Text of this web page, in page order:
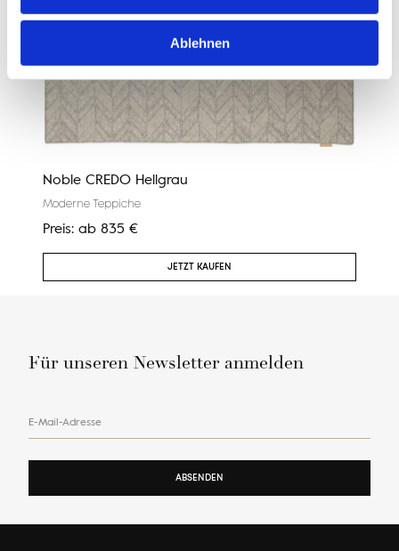
Ablehnen
Noble CREDO Hellgrau
Moderne Teppiche
Preis: ab 835 €
JETZT KAUFEN
Für unseren Newsletter anmelden
E-Mail-Adresse
ABSENDEN